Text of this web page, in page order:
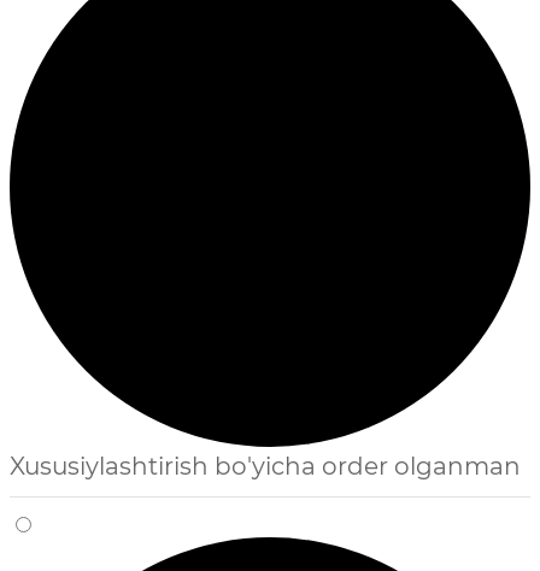
Xususiylashtirish bo'yicha order olganman